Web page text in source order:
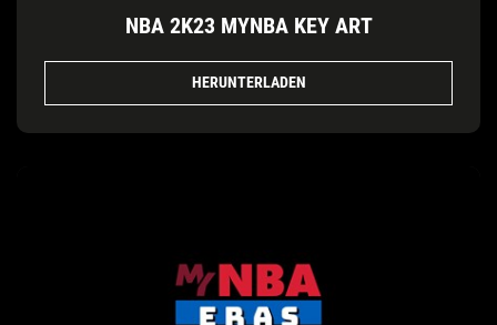
NBA 2K23 MYNBA KEY ART
HERUNTERLADEN